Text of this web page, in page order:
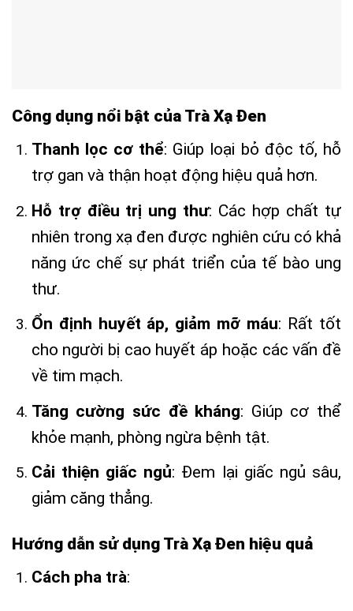
Công dụng nổi bật của Trà Xạ Đen
Thanh lọc cơ thể: Giúp loại bỏ độc tố, hỗ
trợ gan và thận hoạt động hiệu quả hơn.
Hỗ trợ điều trị ung thư: Các hợp chất tự
nhiên trong xạ đen được nghiên cứu có khả
năng ức chế sự phát triển của tế bào ung
thư.
Ổn định huyết áp, giảm mỡ máu: Rất tốt
cho người bị cao huyết áp hoặc các vấn đề
về tim mạch.
Tăng cường sức đề kháng: Giúp cơ thể
khỏe mạnh, phòng ngừa bệnh tật.
Cải thiện giấc ngủ: Đem lại giấc ngủ sâu,
giảm căng thẳng.
Hướng dẫn sử dụng Trà Xạ Đen hiệu quả
Cách pha trà: